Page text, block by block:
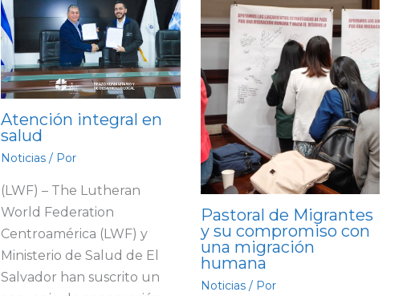
Atención integral en
salud
Noticias / Por
(LWF) – The Lutheran
World Federation
Centroamérica (LWF) y
Ministerio de Salud de El
Salvador han suscrito un
Pastoral de Migrantes
y su compromiso con
una migración
humana
Noticias/ Por